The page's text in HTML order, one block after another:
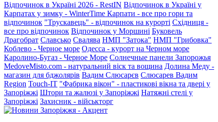
Відпочинок в Україні 2026 - RestIN Відпочинок в Україні у
Карпатах у зимку - WinterTime Карпати - все про гори та
відпочинок "Трускавець" - відпочинок на курорті Східниця -
все про відпочинок Відпочинок у Моршині Буковель
Драгобрат Славсько Свалява НМП "Затока" НМП "Грибовка"
Коблево - Черное море Одесса - курорт на Черном море
Каролино-Бугаз - Черное Море Солнечные панели Запорожья
MedoveMisto.com - натуральний віск та вощина Долина Меду -
магазин для бджолярів Вадим Слюсарєв Слюсарев Вадим
Region Touch-IT "Фабрика вікон" - пластикові вікна та двері у
Запоріжжі Штори та жалюзі у Запоріжжі Натяжні стелі у
Запоріжжі Захисник - військторг